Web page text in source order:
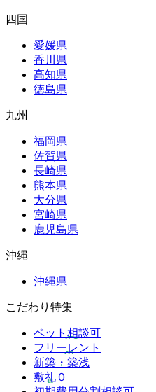
四国
愛媛県
香川県
高知県
徳島県
九州
福岡県
佐賀県
長崎県
熊本県
大分県
宮崎県
鹿児島県
沖縄
沖縄県
こだわり特集
ペット相談可
フリーレント
新築・築浅
敷礼０